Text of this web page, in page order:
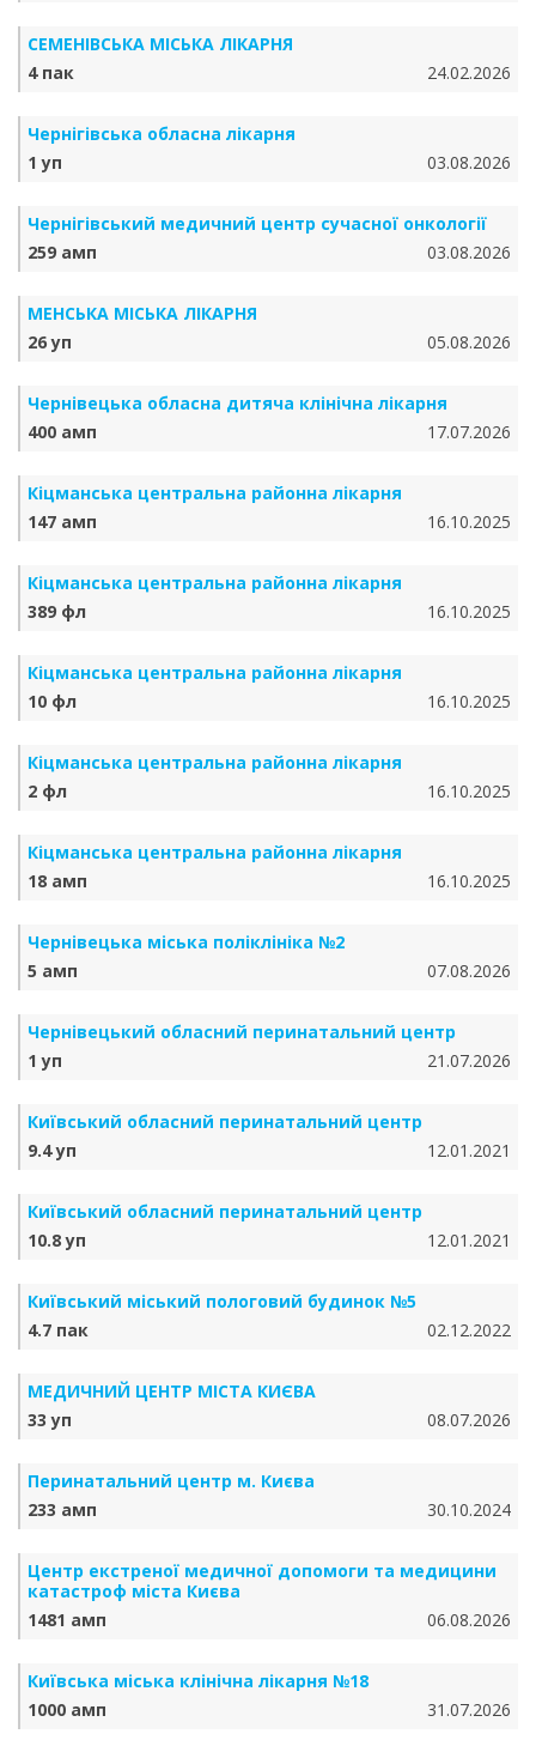
СЕМЕНІВСЬКА МІСЬКА ЛІКАРНЯ
4 пак
24.02.2026
Чернігівська обласна лікарня
1 уп
03.08.2026
Чернігівський медичний центр сучасної онкології
259 амп
03.08.2026
МЕНСЬКА МІСЬКА ЛІКАРНЯ
26 уп
05.08.2026
Чернівецька обласна дитяча клінічна лікарня
400 амп
17.07.2026
Кіцманська центральна районна лікарня
147 амп
16.10.2025
Кіцманська центральна районна лікарня
389 фл
16.10.2025
Кіцманська центральна районна лікарня
10 фл
16.10.2025
Кіцманська центральна районна лікарня
2 фл
16.10.2025
Кіцманська центральна районна лікарня
18 амп
16.10.2025
Чернівецька міська поліклініка №2
5 амп
07.08.2026
Чернівецький обласний перинатальний центр
1 уп
21.07.2026
Київський обласний перинатальний центр
9.4 уп
12.01.2021
Київський обласний перинатальний центр
10.8 уп
12.01.2021
Київський міський пологовий будинок №5
4.7 пак
02.12.2022
МЕДИЧНИЙ ЦЕНТР МІСТА КИЄВА
33 уп
08.07.2026
Перинатальний центр м. Києва
233 амп
30.10.2024
Центр екстреної медичної допомоги та медицини
катастроф міста Києва
1481 амп
06.08.2026
Київська міська клінічна лікарня №18
1000 амп
31.07.2026